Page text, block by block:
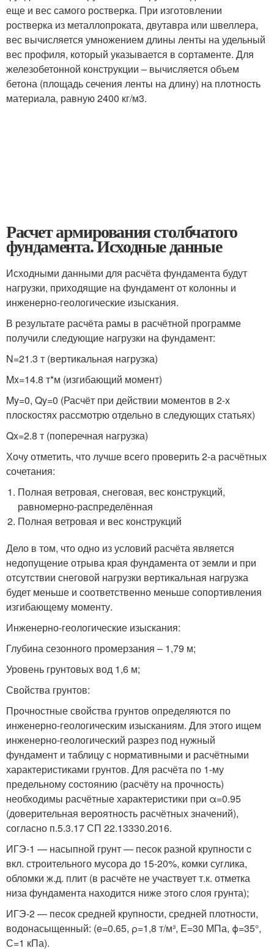
еще и вес самого ростверка. При изготовлении
ростверка из металлопроката, двутавра или швеллера,
вес вычисляется умножением длины ленты на удельный
вес профиля, который указывается в сортаменте. Для
железобетонной конструкции – вычисляется объем
бетона (площадь сечения ленты на длину) на плотность
материала, равную 2400 кг/м3.
Расчет армирования столбчатого
фундамента. Исходные данные
Исходными данными для расчёта фундамента будут
нагрузки, приходящие на фундамент от колонны и
инженерно-геологические изыскания.
В результате расчёта рамы в расчётной программе
получили следующие нагрузки на фундамент:
N=21.3 т (вертикальная нагрузка)
Mx=14.8 т*м (изгибающий момент)
My=0, Qy=0 (Расчёт при действии моментов в 2-х
плоскостях рассмотрю отдельно в следующих статьях)
Qx=2.8 т (поперечная нагрузка)
Хочу отметить, что лучше всего проверить 2-а расчётных
сочетания:
Полная ветровая, снеговая, вес конструкций,
равномерно-распределённая
Полная ветровая и вес конструкций
Дело в том, что одно из условий расчёта является
недопущение отрыва края фундамента от земли и при
отсутствии снеговой нагрузки вертикальная нагрузка
будет меньше и соответственно меньше сопортивления
изгибающему моменту.
Инженерно-геологические изыскания:
Глубина сезонного промерзания – 1,79 м;
Уровень грунтовых вод 1,6 м;
Свойства грунтов:
Прочностные свойства грунтов определяются по
инженерно-геологическим изысканиям. Для этого ищем
инженерно-геологический разрез под нужный
фундамент и таблицу с нормативными и расчётными
характеристиками грунтов. Для расчёта по 1-му
предельному состоянию (расчёту на прочность)
необходимы расчётные характеристики при α=0.95
(доверительная вероятность расчётных значений),
согласно п.5.3.17 СП 22.13330.2016.
ИГЭ-1 — насыпной грунт — песок разной крупности c
вкл. строительного мусора до 15-20%, комки суглика,
обломки ж.д. плит (в расчёте не участвует т.к. отметка
низа фундамента находится ниже этого слоя грунта);
ИГЭ-2 — песок средней крупности, средней плотности,
водонасыщенный: (e=0.65, ρ=1,8 т/м³, Е=30 МПа, ϕ=35°,
С=1 кПа).